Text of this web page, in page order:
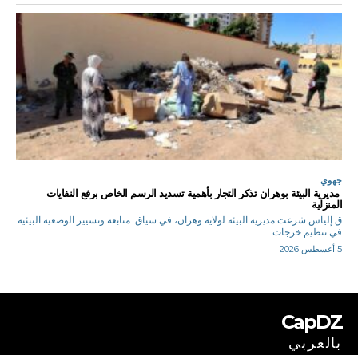
جهوي
مديرية البيئة بوهران تذكر التجار بأهمية تسديد الرسم الخاص برفع النفايات
المنزلية
ق.إلياس شرعت مديرية البيئة لولاية وهران، في سياق متابعة وتسيير الوضعية البيئية
في تنظيم خرجات...
5 أغسطس 2026
CapDZ
بالعربي